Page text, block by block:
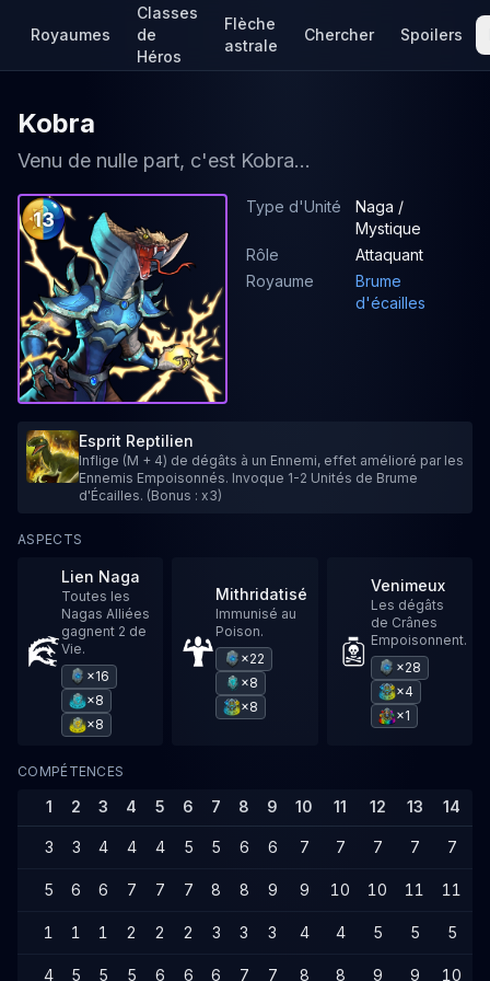
Royaumes
Classes
de
Héros
Flèche
astrale
Chercher Spoilers
Kobra
Venu de nulle part, c'est Kobra...
13
Type d'Unité
Naga /
Mystique
Rôle
Attaquant
Royaume
Brume
d'écailles
Esprit Reptilien
Inflige (M + 4) de dégâts à un Ennemi, effet amélioré par les
Ennemis Empoisonnés. Invoque 1-2 Unités de Brume
d'Écailles. (Bonus : x3)
ASPECTS
Lien Naga
Toutes les
Nagas Alliées
gagnent 2 de
Vie.
×16
×8
×8
Mithridatisé
Immunisé au
Poison.
×22
×8
×8
Venimeux
Les dégâts
de Crânes
Empoisonnent.
×28
×4
×1
COMPÉTENCES
1 2 3 4 5 6 7 8 9 10 11 12 13 14
3 3 4 4 4 5 5 6 6 7 7 7 7 7
5 6 6 7 7 7 8 8 9 9 10 10 11 11
1 1 1 2 2 2 3 3 3 4 4 5 5 5
4 5 5 5 6 6 6 7 7 8 8 9 9 10